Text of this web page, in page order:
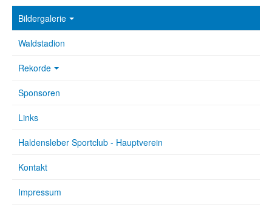
Bildergalerie
Waldstadion
Rekorde
Sponsoren
Links
Haldensleber Sportclub - Hauptverein
Kontakt
Impressum